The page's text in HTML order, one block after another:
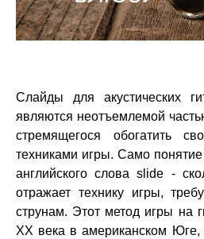
Слайды для акустических
являются неотъемлемой
стремящегося обогатить
техниками игры. Само
английского слова slide -
отражает технику игры,
струнам. Этот метод игры на
XX века в американском Юге,